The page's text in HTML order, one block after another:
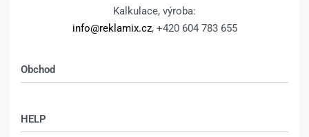
Kalkulace, výroba:
info@reklamix.cz, +420 604 783 655
Obchod
Můj účet – shop
HELP